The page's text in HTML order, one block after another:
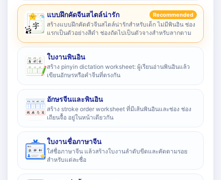
แบบฝึกคัดจีนสไตล์น่ารัก Recommended
สร้างแบบฝึกคัดตัวจีนสไตล์น่ารักสำหรับเด็ก ไม่มีพินอิน ช่อง
แรกเป็นตัวอย่างสีดำ ช่องถัดไปเป็นตัวจางสำหรับลากตาม
ใบงานพินอิน
สร้าง pinyin dictation worksheet: ผู้เรียนอ่านพินอินแล้ว
เขียนอักษรหรือคำจีนที่ตรงกัน
อักษรจีนและพินอิน
สร้าง stroke order worksheet ที่มีเส้นพินอินและช่อง ช่อง
เถียนจื้อ อยู่ในหน้าเดียวกัน
ใบงานชื่อภาษาจีน
ใส่ชื่อภาษาจีน แล้วสร้างใบงานลำดับขีดและคัดตามรอย
สำหรับแต่ละชื่อ